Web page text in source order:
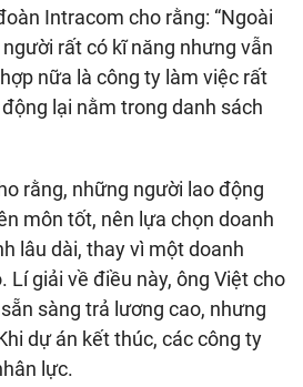
Intracom cho rằng: “Ngoài
rất có kĩ năng nhưng vẫn
nữa là công ty làm việc rất
lại nằm trong danh sách
rằng, những người lao động
môn tốt, nên lựa chọn doanh
lâu dài, thay vì một doanh
Lí giải về điều này, ông Việt cho
sàng trả lương cao, nhưng
dự án kết thúc, các công ty
lực.